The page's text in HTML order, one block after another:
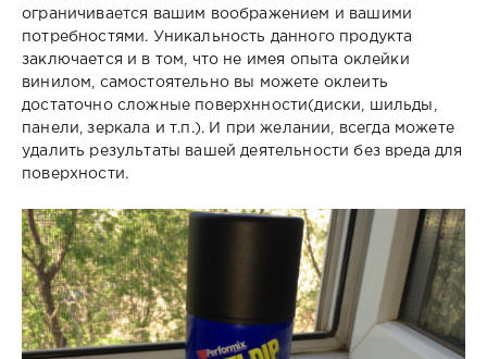
ограничивается вашим воображением и вашими
потребностями. Уникальность данного продукта
заключается и в том, что не имея опыта оклейки
винилом, самостоятельно вы можете оклеить
достаточно сложные поверхнности(диски, шильды,
панели, зеркала и т.п.). И при желании, всегда можете
удалить результаты вашей деятельности без вреда для
поверхности.